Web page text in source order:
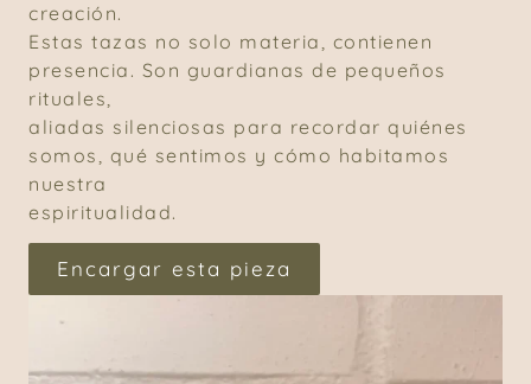
creación.
Estas tazas no solo materia, contienen
presencia. Son guardianas de pequeños
rituales,
aliadas silenciosas para recordar quiénes
somos, qué sentimos y cómo habitamos
nuestra
espiritualidad.
Encargar esta pieza